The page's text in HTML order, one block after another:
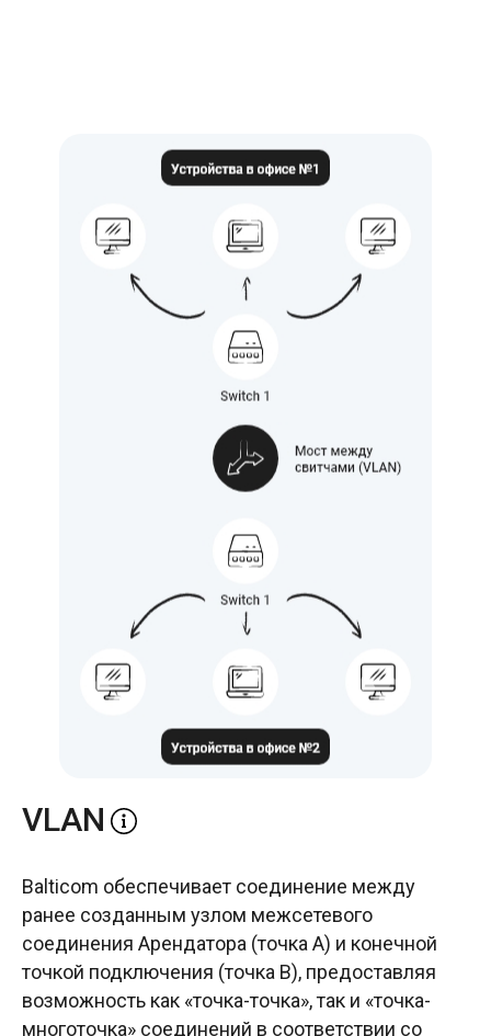
VLAN
Balticom обеспечивает соединение между
ранее созданным узлом межсетевого
соединения Арендатора (точка A) и конечной
точкой подключения (точка B), предоставляя
возможность как «точка-точка», так и «точка-
многоточка» соединений в соответствии со